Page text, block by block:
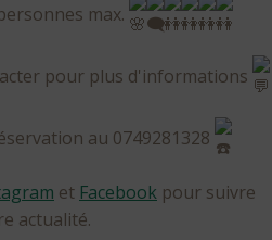
max.
pour plus d'informations
au 0749281328
et Facebook pour suivre
actualité.